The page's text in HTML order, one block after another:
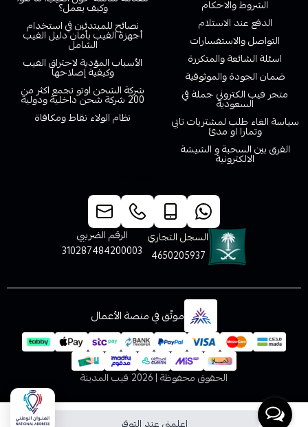
الشروط والاحكام
الدفع عند الاستلام
التواصل والاستفسارات
اسئلة الشائعة والمتكررة
ضمان الجودة والموثوقية
متجر فيب الكتروني جملة في
السعودية
سياسة الغاء طلب لمشتريات تابي
وتمارا او مدئ
الفرق بين السحبة و الشيشة
الالكترونية
وكيف يعمل؟
نصائح للمبتدئين في استخدام
أجهزة الفيب بأمان دليل الفيب
الشامل
الأسباب المؤدية لاحتراق الفيب
وكيفية إصلاحها
شركة الشحن اوتو تجمع اكثر من
200 شركة شحن داخلية ودولية
نظام الولاء نقاط ومكافاة
السجل التجاري
4650205937
الرقم الضريبي
310287484200003
موثّق في منصة الأعمال
الحقوق محفوظة | 2026 فيب المدينة